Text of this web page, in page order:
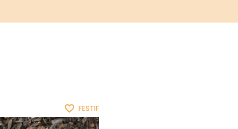
favorite_border FESTIF